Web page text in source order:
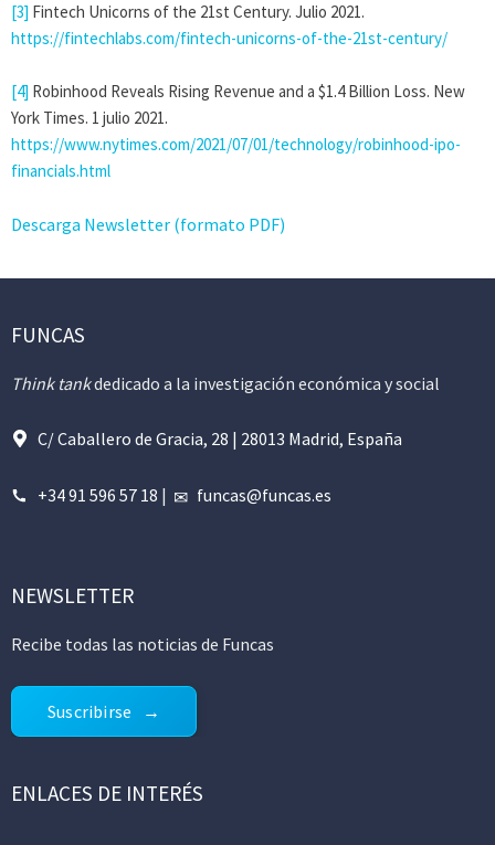
[3] Fintech Unicorns of the 21st Century. Julio 2021.
https://fintechlabs.com/fintech-unicorns-of-the-21st-century/
[4] Robinhood Reveals Rising Revenue and a $1.4 Billion Loss. New
York Times. 1 julio 2021.
https://www.nytimes.com/2021/07/01/technology/robinhood-ipo-
financials.html
Descarga Newsletter (formato PDF)
FUNCAS
Think tankdedicado a la investigación económica y social
C/ Caballero de Gracia, 28 | 28013 Madrid, España
+34 91 596 57 18 | funcas@funcas.es
NEWSLETTER
Recibe todas las noticias de Funcas
Suscribirse
ENLACES DE INTERÉS